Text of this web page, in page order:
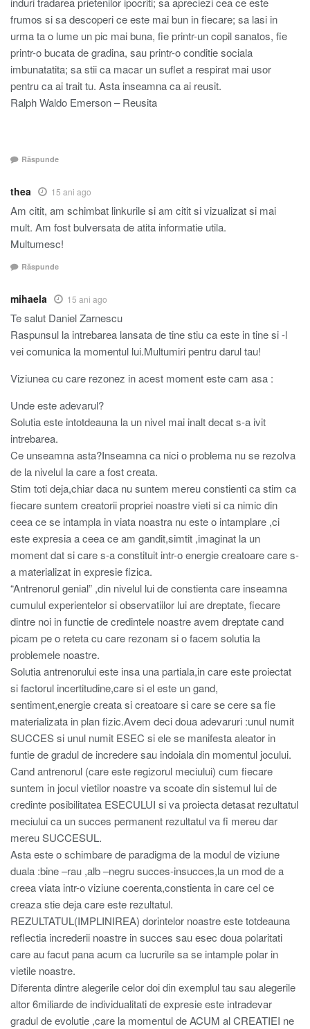
frumos si sa descoperi ce este mai bun in fiecare; sa lasi in
urma ta o lume un pic mai buna, fie printr-un copil sanatos, fie
printr-o bucata de gradina, sau printr-o conditie sociala
imbunatatita; sa stii ca macar un suflet a respirat mai usor
pentru ca ai trait tu. Asta inseamna ca ai reusit.
Ralph Waldo Emerson – Reusita
Răspunde
thea 15 ani ago
Am citit, am schimbat linkurile si am citit si vizualizat si mai
mult. Am fost bulversata de atita informatie utila.
Multumesc!
Răspunde
mihaela 15 ani ago
Te salut Daniel Zarnescu
Raspunsul la intrebarea lansata de tine stiu ca este in tine si -l
vei comunica la momentul lui.Multumiri pentru darul tau!
Viziunea cu care rezonez in acest moment este cam asa :
Unde este adevarul?
Solutia este intotdeauna la un nivel mai inalt decat s-a ivit
intrebarea.
Ce unseamna asta?Inseamna ca nici o problema nu se rezolva
de la nivelul la care a fost creata.
Stim toti deja,chiar daca nu suntem mereu constienti ca stim ca
fiecare suntem creatorii propriei noastre vieti si ca nimic din
ceea ce se intampla in viata noastra nu este o intamplare ,ci
este expresia a ceea ce am gandit,simtit ,imaginat la un
moment dat si care s-a constituit intr-o energie creatoare care s-
a materializat in expresie fizica.
“Antrenorul genial” ,din nivelul lui de constienta care inseamna
cumulul experientelor si observatiilor lui are dreptate, fiecare
dintre noi in functie de credintele noastre avem dreptate cand
picam pe o reteta cu care rezonam si o facem solutia la
problemele noastre.
Solutia antrenorului este insa una partiala,in care este proiectat
si factorul incertitudine,care si el este un gand,
sentiment,energie creata si creatoare si care se cere sa fie
materializata in plan fizic.Avem deci doua adevaruri :unul numit
SUCCES si unul numit ESEC si ele se manifesta aleator in
funtie de gradul de incredere sau indoiala din momentul jocului.
Cand antrenorul (care este regizorul meciului) cum fiecare
suntem in jocul vietilor noastre va scoate din sistemul lui de
credinte posibilitatea ESECULUI si va proiecta detasat rezultatul
meciului ca un succes permanent rezultatul va fi mereu dar
mereu SUCCESUL.
Asta este o schimbare de paradigma de la modul de viziune
duala :bine –rau ,alb –negru succes-insucces,la un mod de a
creea viata intr-o viziune coerenta,constienta in care cel ce
creaza stie deja care este rezultatul.
REZULTATUL(IMPLINIREA) dorintelor noastre este totdeauna
reflectia increderii noastre in succes sau esec doua polaritati
care au facut pana acum ca lucrurile sa se intample polar in
vietile noastre.
Diferenta dintre alegerile celor doi din exemplul tau sau alegerile
altor 6miliarde de individualitati de expresie este intradevar
gradul de evolutie ,care la momentul de ACUM al CREATIEI ne